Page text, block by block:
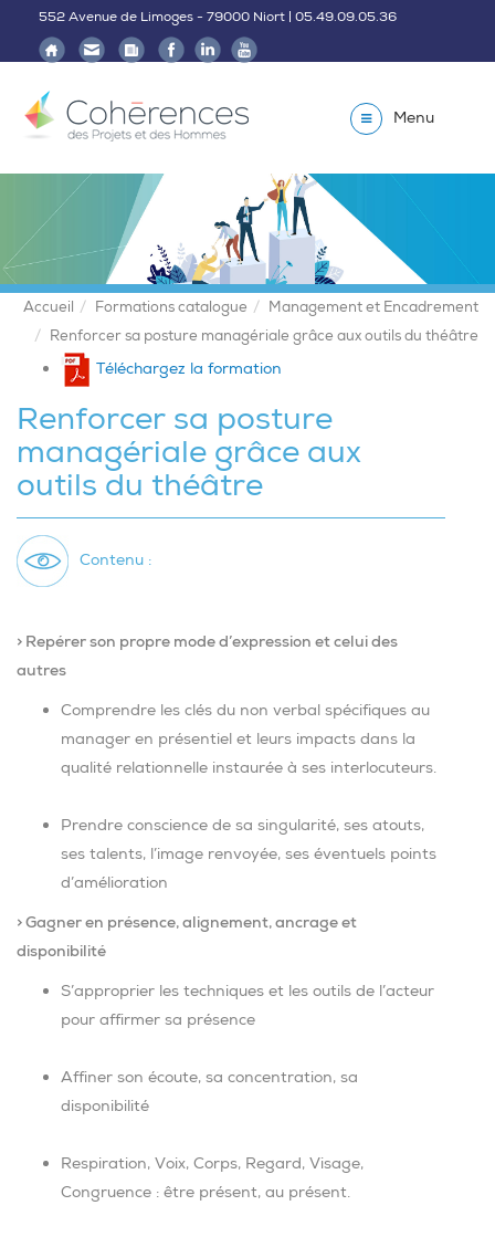
552 Avenue de Limoges - 79000 Niort | 05.49.09.05.36
Menu
Accueil Formations catalogue
Management et Encadrement
Renforcer sa posture managériale grâce aux outils du théâtre
Téléchargez la formation
Renforcer sa posture
managériale grâce aux
outils du théâtre
Contenu :
> Repérer son propre mode d’expression et celui des
autres
Comprendre les clés du non verbal spécifiques au
manager en présentiel et leurs impacts dans la
qualité relationnelle instaurée à ses interlocuteurs.
Prendre conscience de sa singularité, ses atouts,
ses talents, l’image renvoyée, ses éventuels points
d’amélioration
> Gagner en présence, alignement, ancrage et
disponibilité
S’approprier les techniques et les outils de l’acteur
pour affirmer sa présence
Affiner son écoute, sa concentration, sa
disponibilité
Respiration, Voix, Corps, Regard, Visage,
Congruence : être présent, au présent.